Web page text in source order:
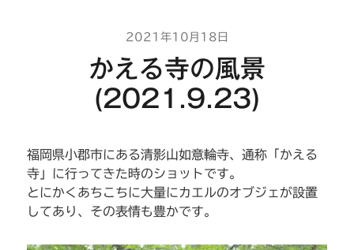
2021年10月18日
かえる寺の風景
(2021.9.23)
福岡県小郡市にある清影山如意輪寺、通称「かえる
寺」に行ってきた時のショットです。
とにかくあちこちに大量にカエルのオブジェが設置
してあり、その表情も豊かです。